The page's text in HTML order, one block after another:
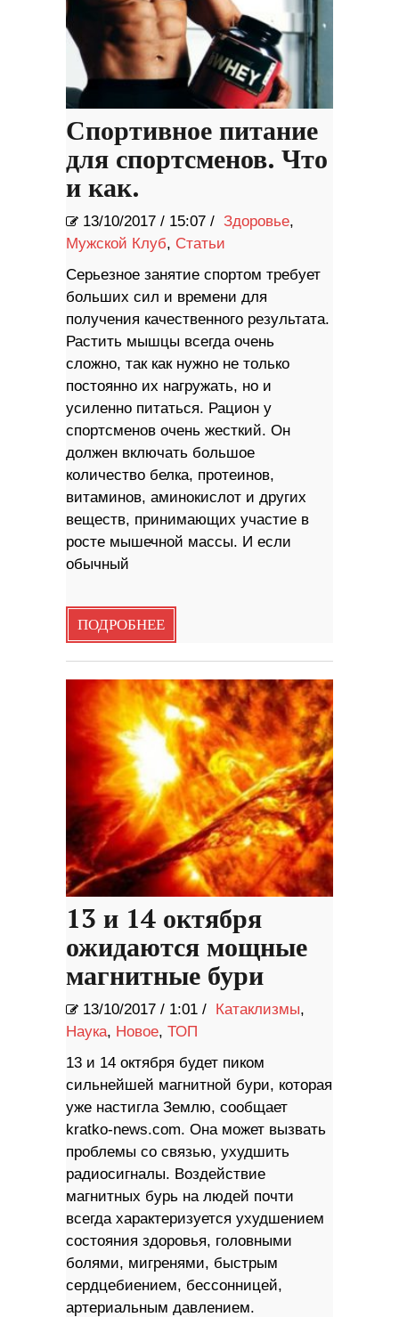
Спортивное питание
для спортсменов. Что
и как.
13/10/2017 / 15:07 / Здоровье,
Мужской Клуб, Статьи
Серьезное занятие спортом требует
больших сил и времени для
получения качественного результата.
Растить мышцы всегда очень
сложно, так как нужно не только
постоянно их нагружать, но и
усиленно питаться. Рацион у
спортсменов очень жесткий. Он
должен включать большое
количество белка, протеинов,
витаминов, аминокислот и других
веществ, принимающих участие в
росте мышечной массы. И если
обычный
ПОДРОБНЕЕ
13 и 14 октября
ожидаются мощные
магнитные бури
13/10/2017 / 1:01 / Катаклизмы,
Наука, Новое, ТОП
13 и 14 октября будет пиком
сильнейшей магнитной бури, которая
уже настигла Землю, сообщает
kratko-news.com. Она может вызвать
проблемы со связью, ухудшить
радиосигналы. Воздействие
магнитных бурь на людей почти
всегда характеризуется ухудшением
состояния здоровья, головными
болями, мигренями, быстрым
сердцебиением, бессонницей,
артериальным давлением.